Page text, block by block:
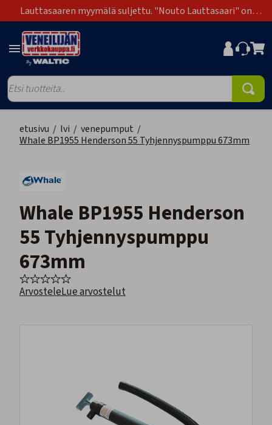
Lauttasaaren myymälä suljettu. "Nouto Lauttasaari" on
poistunut toimitustapavaihtoehdoista.
etusivu / lvi / venepumput /
Whale BP1955 Henderson 55 Tyhjennyspumppu 673mm
Whale BP1955 Henderson
55 Tyhjennyspumppu
673mm
ArvosteleLue arvostelut